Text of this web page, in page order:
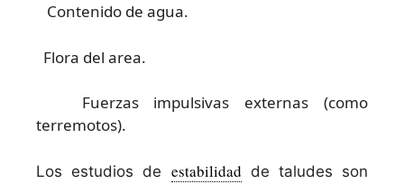
Contenido de agua.
Flora del area.
Fuerzas impulsivas externas (como
terremotos).
Los estudios de estabilidad de taludes son